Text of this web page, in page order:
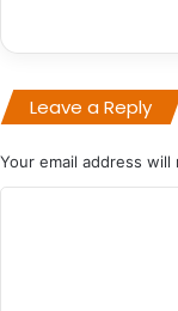
Leave a Reply
Your email address